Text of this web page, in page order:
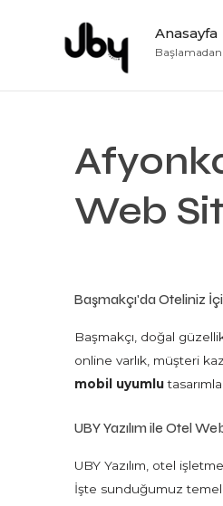
Anasayfa
Web
Başmakçı'da Oteliniz
Başmakçı, doğal
online varlık, müşteri
mobil uyumlu
UBY Yazılım ile Otel
UBY Yazılım, otel
İşte sunduğumuz